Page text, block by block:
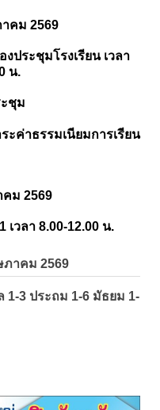
คม 2569
ประชุมโรงเรียน เวลา
น.
ชุม
ค่าธรรมเนียมการเรียน
ม 2569
เวลา 8.00-12.00 น.
ภาคม 2569
1-3 ประถม 1-6 มัธยม 1-